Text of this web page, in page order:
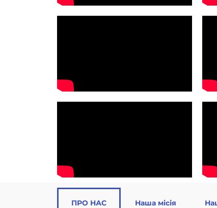
ПРО НАС Наша місія